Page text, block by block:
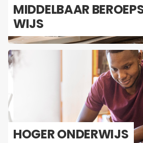
MID­DEL­BAAR
WIJS
HOGER ON­DER­WIJS